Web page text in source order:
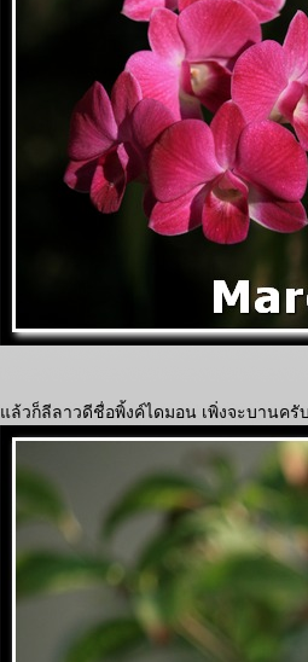
ล้วก็ลีลาวดีชื่อพิ้งค์ไดมอน เพิ่งจะบานครั